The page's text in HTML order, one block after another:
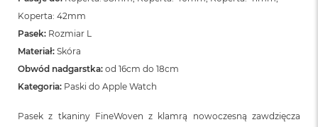
Koperta: 42mm
Pasek: Rozmiar L
Materiał: Skóra
Obwód nadgarstka: od 16cm do 18cm
Kategoria: Paski do Apple Watch
Pasek z tkaniny FineWoven z klamrą nowoczesną zawdzięcza